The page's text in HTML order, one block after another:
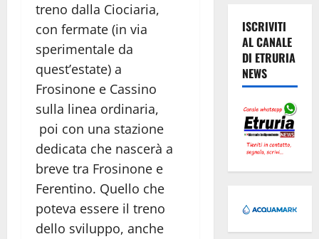
treno dalla Ciociaria,
con fermate (in via
sperimentale da
quest’estate) a
Frosinone e Cassino
sulla linea ordinaria,
poi con una stazione
dedicata che nascerà a
breve tra Frosinone e
Ferentino. Quello che
poteva essere il treno
dello sviluppo, anche
ISCRIVITI
AL CANALE
DI ETRURIA
NEWS